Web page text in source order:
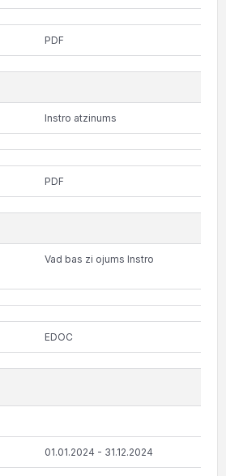
PDF
Instro atzinums
PDF
Vad bas zi ojums Instro
EDOC
01.01.2024 - 31.12.2024